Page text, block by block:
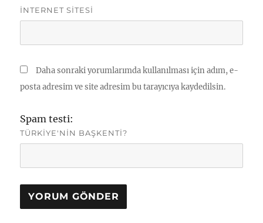
İNTERNET SITESI
Daha sonraki yorumlarımda kullanılması için adım, e-
posta adresim ve site adresim bu tarayıcıya kaydedilsin.
Spam testi:
TÜRKIYE'NIN BAŞKENTI?